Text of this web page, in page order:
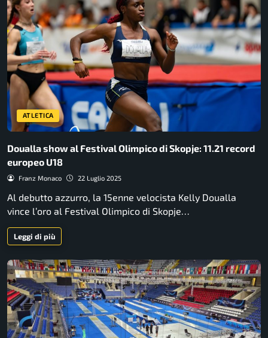
ATLETICA
Doualla show al Festival Olimpico di Skopje: 11.21 record
europeo U18
Franz Monaco 22 Luglio 2025
Al debutto azzurro, la 15enne velocista Kelly Doualla
vince l’oro al Festival Olimpico di Skopje…
Leggi di più